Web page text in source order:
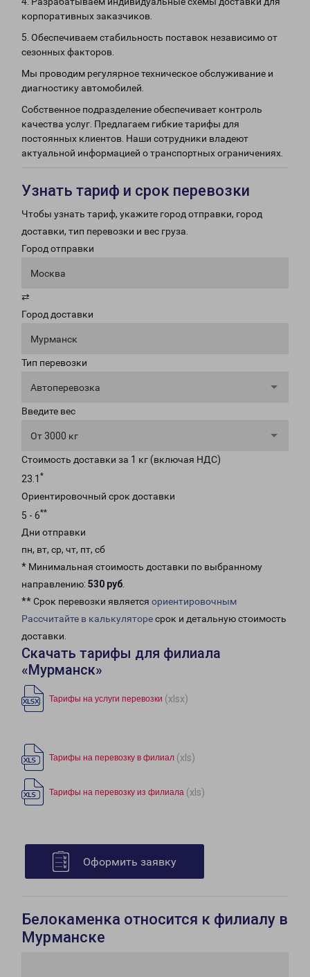
корпоративных заказчиков.
5. Обеспечиваем стабильность поставок независимо от
сезонных факторов.
Мы проводим регулярное техническое обслуживание и
диагностику автомобилей.
Собственное подразделение обеспечивает контроль
качества услуг. Предлагаем гибкие тарифы для
постоянных клиентов. Наши сотрудники владеют
актуальной информацией о транспортных ограничениях.
Узнать тариф и срок перевозки
Чтобы узнать тариф, укажите город отправки, город
доставки, тип перевозки и вес груза.
Город отправки
Москва
⇄
Город доставки
Мурманск
Тип перевозки
Автоперевозка
Введите вес
От 3000 кг
Стоимость доставки за 1 кг (включая НДС)
23.1 *
Ориентировочный срок доставки
5 - 6**
Дни отправки
пн, вт, ср, чт, пт, сб
* Минимальная стоимость доставки по выбранному
направлению: 530 руб.
** Срок перевозки является ориентировочным
Рассчитайте в калькуляторесрок и детальную стоимость
доставки.
Скачать тарифы для филиала
«Мурманск»
Тарифы на услуги перевозки (xlsx)
Тарифы на перевозку в филиал (xls)
Тарифы на перевозку из филиала (xls)
Оформить заявку
Белокаменка относится к филиалу в
Мурманске